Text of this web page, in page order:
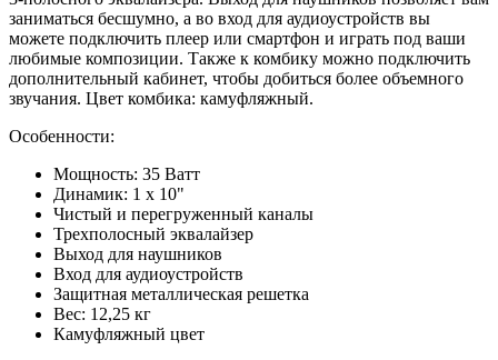
заниматься бесшумно, а во вход для аудиоустройств вы
можете подключить плеер или смартфон и играть под ваши
любимые композиции. Также к комбику можно подключить
дополнительный кабинет, чтобы добиться более объемного
звучания. Цвет комбика: камуфляжный.
Особенности:
Мощность: 35 Ватт
Динамик: 1 х 10"
Чистый и перегруженный каналы
Трехполосный эквалайзер
Выход для наушников
Вход для аудиоустройств
Защитная металлическая решетка
Вес: 12,25 кг
Камуфляжный цвет